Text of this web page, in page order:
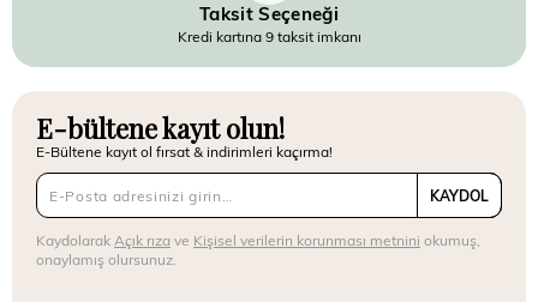
Taksit Seçeneği
Kredi kartına 9 taksit imkanı
E-bültene kayıt olun!
E-Bültene kayıt ol fırsat & indirimleri kaçırma!
KAYDOL
Kaydolarak Açık rızave Kişisel verilerin korunması metnini okumuş,
onaylamış olursunuz.